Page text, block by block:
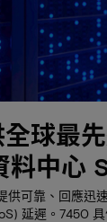
球最
料中心
供可靠、回應迅
延遲。7450